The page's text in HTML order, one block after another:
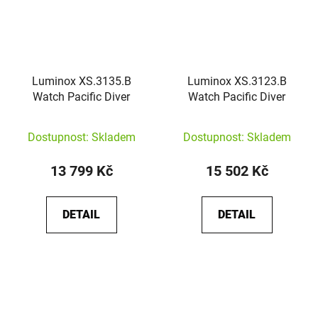
Luminox XS.3135.B
Watch Pacific Diver
Dostupnost: Skladem
13 799 Kč
DETAIL
Luminox XS.3123.B
Watch Pacific Diver
Dostupnost: Skladem
15 502 Kč
DETAIL